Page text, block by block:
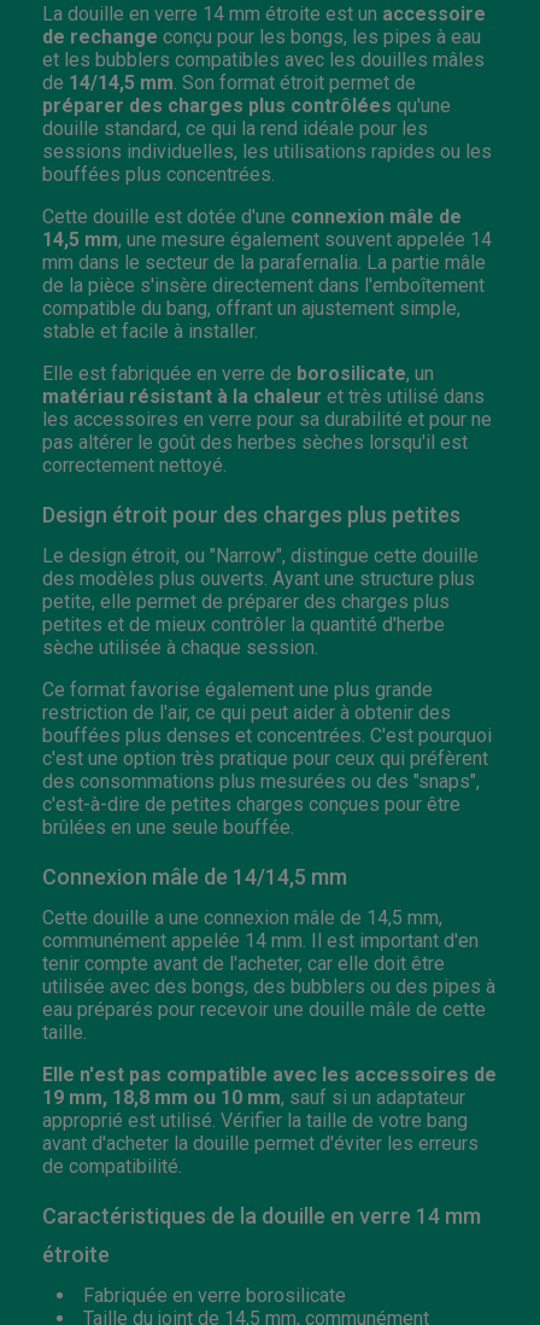
La douille en verre 14 mm étroite est un accessoire
de rechange conçu pour les bongs, les pipes à eau
et les bubblers compatibles avec les douilles mâles
de 14/14,5 mm . Son format étroit permet de
préparer des charges plus contrôlées qu'une
douille standard, ce qui la rend idéale pour les
sessions individuelles, les utilisations rapides ou les
bouffées plus concentrées.
Cette douille est dotée d'une connexion mâle de
14,5 mm, une mesure également souvent appelée 14
mm dans le secteur de la parafernalia. La partie mâle
de la pièce s'insère directement dans l'emboîtement
compatible du bang, offrant un ajustement simple,
stable et facile à installer.
Elle est fabriquée en verre de borosilicate, un
matériau résistant à la chaleur et très utilisé dans
les accessoires en verre pour sa durabilité et pour ne
pas altérer le goût des herbes sèches lorsqu'il est
correctement nettoyé.
Design étroit pour des charges plus petites
Le design étroit, ou "Narrow", distingue cette douille
des modèles plus ouverts. Ayant une structure plus
petite, elle permet de préparer des charges plus
petites et de mieux contrôler la quantité d'herbe
sèche utilisée à chaque session.
Ce format favorise également une plus grande
restriction de l'air, ce qui peut aider à obtenir des
bouffées plus denses et concentrées. C'est pourquoi
c'est une option très pratique pour ceux qui préfèrent
des consommations plus mesurées ou des "snaps",
c'est-à-dire de petites charges conçues pour être
brûlées en une seule bouffée.
Connexion mâle de 14/14,5 mm
Cette douille a une connexion mâle de 14,5 mm,
communément appelée 14 mm. Il est important d'en
tenir compte avant de l'acheter, car elle doit être
utilisée avec des bongs, des bubblers ou des pipes à
eau préparés pour recevoir une douille mâle de cette
taille.
Elle n'est pas compatible avec les accessoires de
19 mm, 18,8 mm ou 10 mm, sauf si un adaptateur
approprié est utilisé. Vérifier la taille de votre bang
avant d'acheter la douille permet d'éviter les erreurs
de compatibilité.
Caractéristiques de la douille en verre 14 mm
étroite
Fabriquée en verre borosilicate
Taille du joint de 14,5 mm, communément